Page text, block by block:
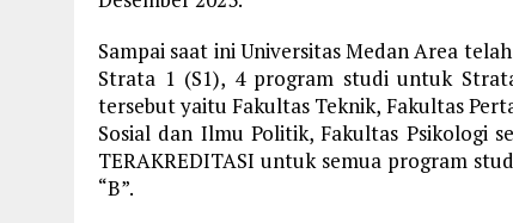
Sampai saat ini Universitas Medan Area
Strata 1 (S1), 4 program studi untuk
tersebut yaitu Fakultas Teknik, Fakultas
Sosial dan Ilmu Politik, Fakultas Psikologi
TERAKREDITASI untuk semua program
“B”.